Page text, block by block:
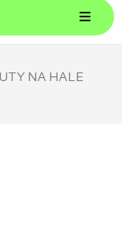
NA HALE